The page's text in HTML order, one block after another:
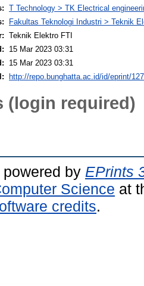
T Technology > TK Electrical
Fakultas Teknologi Industri > Teknik
Teknik Elektro FTI
15 Mar 2023 03:31
15 Mar 2023 03:31
http://repo.bunghatta.ac.id/id/eprint/
(login required)
by EPrints
Science at
credits.